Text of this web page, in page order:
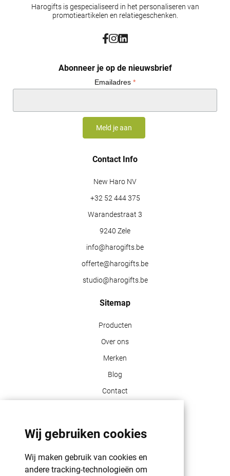
Wij gebruiken cookies
Wij maken gebruik van cookies en
andere tracking-technologieën om
Harogifts is gespecialiseerd in het personaliseren van
promotieartikelen en relatiegeschenken.
Abonneer je op de nieuwsbrief
Emailadres *
Contact Info
New Haro NV
+32 52 444 375
Warandestraat 3
9240 Zele
info@harogifts.be
offerte@harogifts.be
studio@harogifts.be
Sitemap
Producten
Over ons
Merken
Blog
Contact
GDPR | PRIVACY POLICY | HAROGIFTS
PMS kleuren
Cookie beleid